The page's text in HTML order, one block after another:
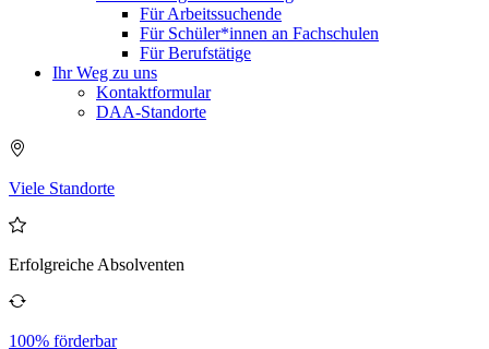
Für Arbeitssuchende
Für Schüler*innen an Fachschulen
Für Berufstätige
Ihr Weg zu uns
Kontaktformular
DAA-Standorte
Viele Standorte
Erfolgreiche Absolventen
100% förderbar